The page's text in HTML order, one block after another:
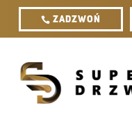
ZADZWOŃ